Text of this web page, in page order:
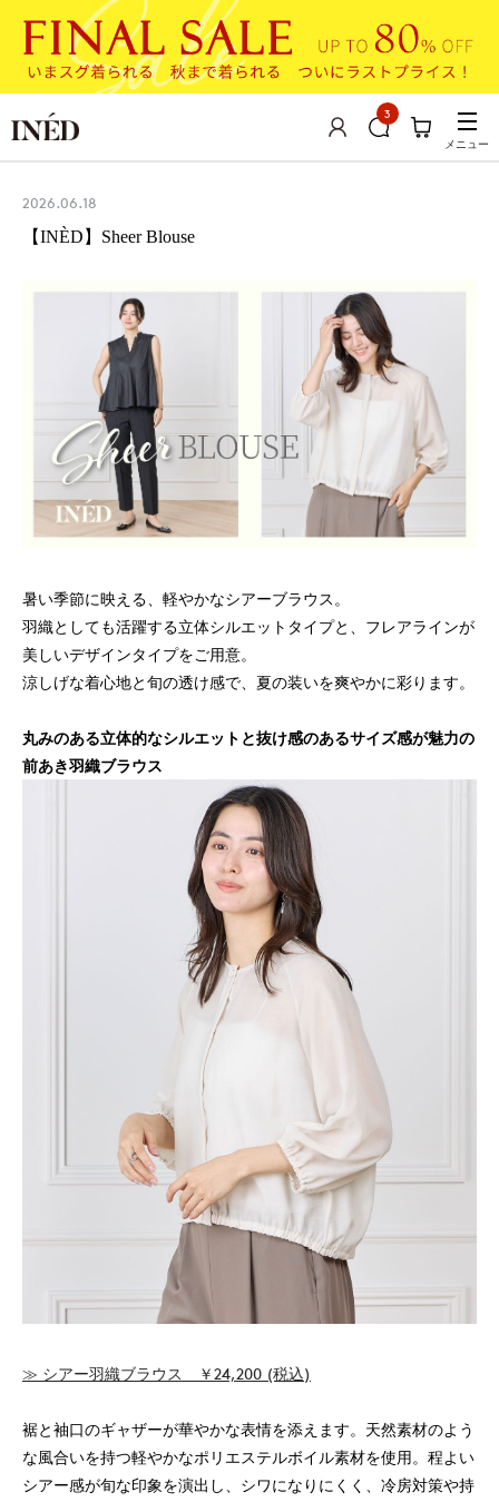
3
メニュー
2026.06.18
【INÈD】Sheer Blouse
暑い季節に映える、軽やかなシアーブラウス。
羽織としても活躍する立体シルエットタイプと、フレアラインが
美しいデザインタイプをご用意。
涼しげな着心地と旬の透け感で、夏の装いを爽やかに彩ります。
丸みのある立体的なシルエットと抜け感のあるサイズ感が魅力の
前あき羽織ブラウス
≫ シアー羽織ブラウス ￥24,200 (税込)
裾と袖口のギャザーが華やかな表情を添えます。天然素材のよう
な風合いを持つ軽やかなポリエステルボイル素材を使用。程よい
シアー感が旬な印象を演出し、シワになりにくく、冷房対策や持